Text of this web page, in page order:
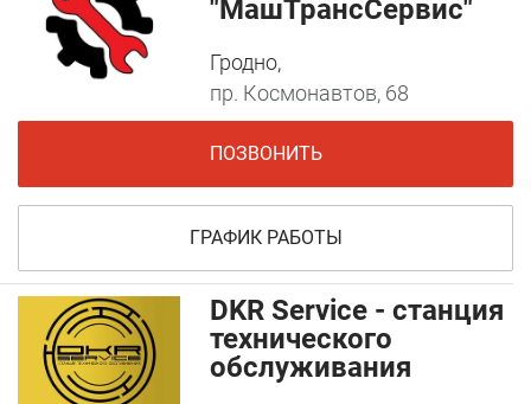
"МашТрансСервис"
Гродно,
пр. Космонавтов, 68
ПОЗВОНИТЬ
ГРАФИК РАБОТЫ
DKR Service - станция
технического
обслуживания